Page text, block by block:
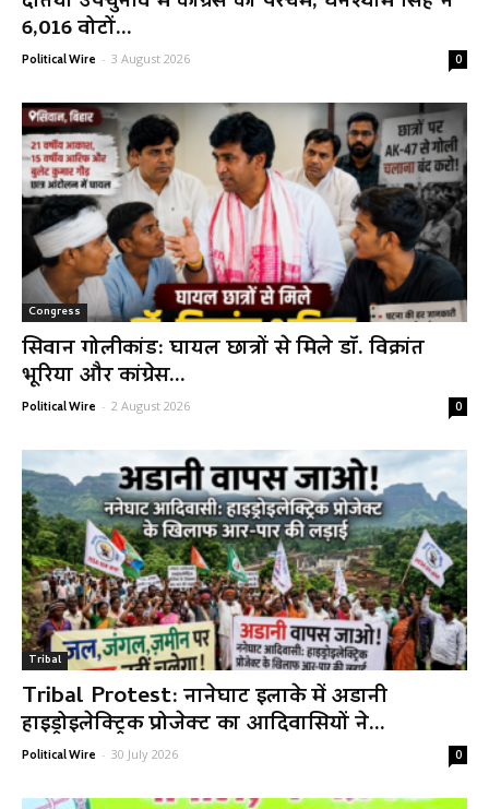
6,016 वोटों...
Political Wire - 3 August 2026 0
Congress
सिवान गोलीकांड: घायल छात्रों से मिले डॉ. विक्रांत
भूरिया और कांग्रेस...
Political Wire - 2 August 2026 0
Tribal
Tribal Protest: नानेघाट इलाके में अडानी
हाइड्रोइलेक्ट्रिक प्रोजेक्ट का आदिवासियों ने...
Political Wire - 30 July 2026 0